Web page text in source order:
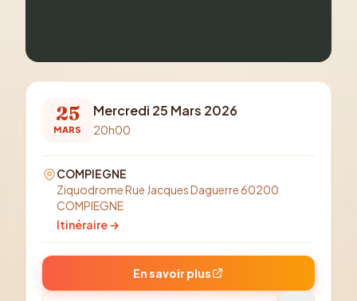
25
MARS
Mercredi 25 Mars 2026
20h00
COMPIEGNE
Ziquodrome Rue Jacques Daguerre 60200
COMPIEGNE
Itinéraire →
En savoir plus